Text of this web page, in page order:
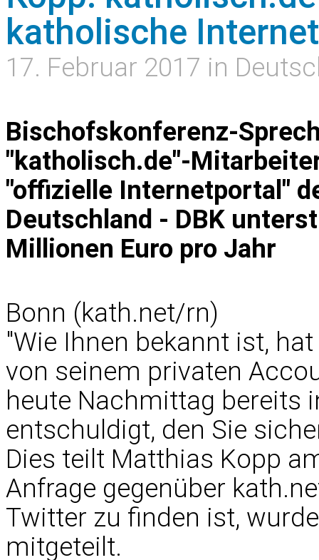
katholische
17. Februar 2017 in
Bischofskonferenz-
"katholisch.de"-
"offizielle Internetportal"
Deutschland - DBK
Millionen Euro pro Jahr
Bonn (kath.net/rn)
"Wie Ihnen bekannt ist,
von seinem privaten
heute Nachmittag bereits
entschuldigt, den Sie
Dies teilt Matthias Kopp
Anfrage gegenüber
Twitter zu finden ist,
mitgeteilt.